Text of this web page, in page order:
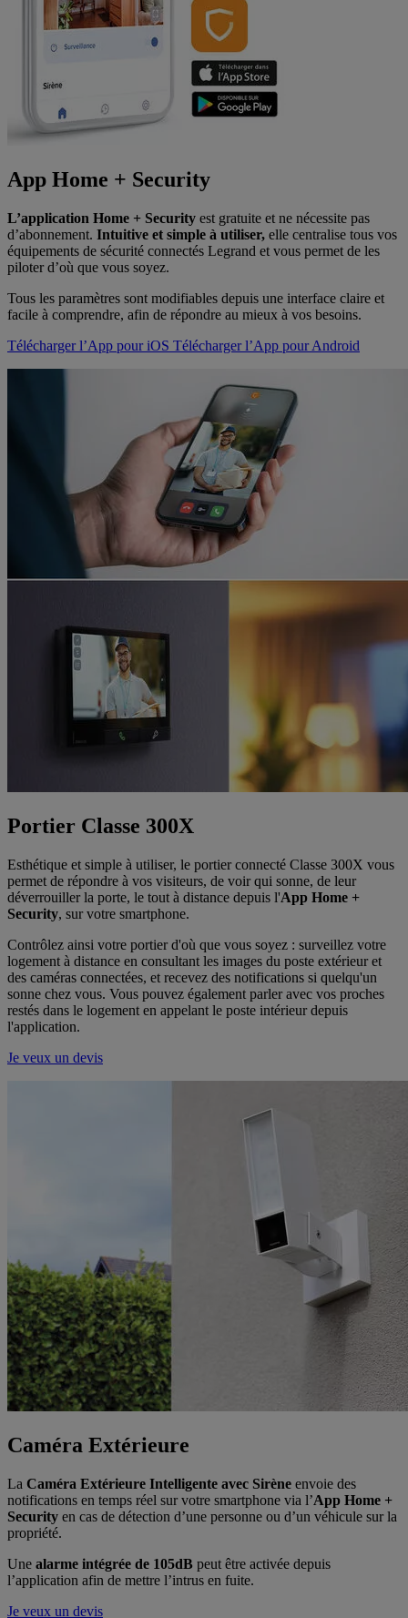
App Home + Security
L’application Home + Security est gratuite et ne nécessite pas
d’abonnement. Intuitive et simple à utiliser, elle centralise tous vos
équipements de sécurité connectés Legrand et vous permet de les
piloter d’où que vous soyez.
Tous les paramètres sont modifiables depuis une interface claire et
facile à comprendre, afin de répondre au mieux à vos besoins.
Télécharger l’App pour iOS Télécharger l’App pour Android
Portier Classe 300X
Esthétique et simple à utiliser, le portier connecté Classe 300X vous
permet de répondre à vos visiteurs, de voir qui sonne, de leur
déverrouiller la porte, le tout à distance depuis l'App Home +
Security, sur votre smartphone.
Contrôlez ainsi votre portier d'où que vous soyez : surveillez votre
logement à distance en consultant les images du poste extérieur et
des caméras connectées, et recevez des notifications si quelqu'un
sonne chez vous. Vous pouvez également parler avec vos proches
restés dans le logement en appelant le poste intérieur depuis
l'application.
Je veux un devis
Caméra Extérieure
La Caméra Extérieure Intelligente avec Sirène envoie des
notifications en temps réel sur votre smartphone via l’App Home +
Security en cas de détection d’une personne ou d’un véhicule sur la
propriété.
Une alarme intégrée de 105dB peut être activée depuis
l’application afin de mettre l’intrus en fuite.
Je veux un devis